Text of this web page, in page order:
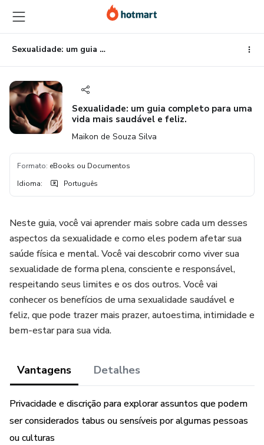
para
o
conteúdo
principal
para
o
pagamento
para
o
rodapé
Sexualidade: um guia completo para uma vida mais saudável e feliz.
Sexualidade: um guia completo para uma
vida mais saudável e feliz.
Maikon de Souza Silva
Formato: eBooks ou Documentos
Idioma: Português
Neste guia, você vai aprender mais sobre cada um desses
aspectos da sexualidade e como eles podem afetar sua
saúde física e mental. Você vai descobrir como viver sua
sexualidade de forma plena, consciente e responsável,
respeitando seus limites e os dos outros. Você vai
conhecer os benefícios de uma sexualidade saudável e
feliz, que pode trazer mais prazer, autoestima, intimidade e
bem-estar para sua vida.
Vantagens Detalhes
Privacidade e discrição para explorar assuntos que podem
ser considerados tabus ou sensíveis por algumas pessoas
ou culturas